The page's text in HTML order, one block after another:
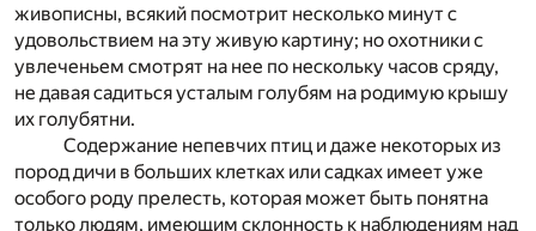
живописны, всякий посмотрит несколько минут с
удовольствием на эту живую картину; но охотники с
увлеченьем смотрят на нее по нескольку часов сряду,
не давая садиться усталым голубям на родимую крышу
их голубятни.
Содержание непевчих птиц и даже некоторых из
пород дичи в больших клетках или садках имеет уже
особого роду прелесть, которая может быть понятна
только людям, имеющим склонность к наблюдениям над